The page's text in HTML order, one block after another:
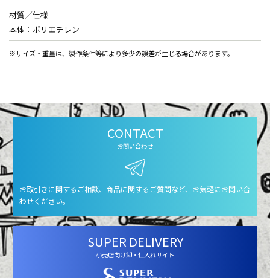
材質／仕様
本体：ポリエチレン
※サイズ・重量は、製作条件等により多少の誤差が生じる場合があります。
CONTACT
お問い合わせ
お取引きに関するご相談、商品に関するご質問など、お気軽にお問い合
わせください。
SUPER DELIVERY
小売店向け卸・仕入れサイト